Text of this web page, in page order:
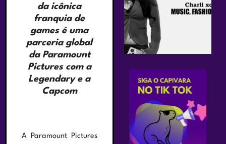
da icônica
franquia de
games é uma
parceria global
da Paramount
Pictures com a
Legendary e a
Capcom
A Paramount Pictures